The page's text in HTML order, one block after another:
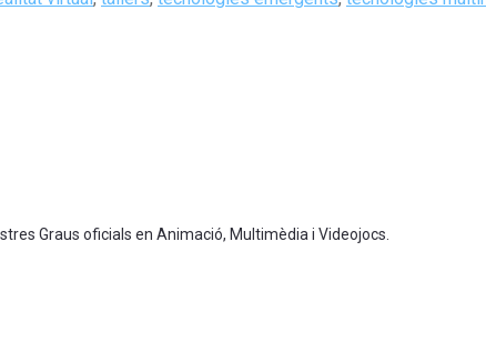
Graus oficials en Animació, Multimèdia i Videojocs.